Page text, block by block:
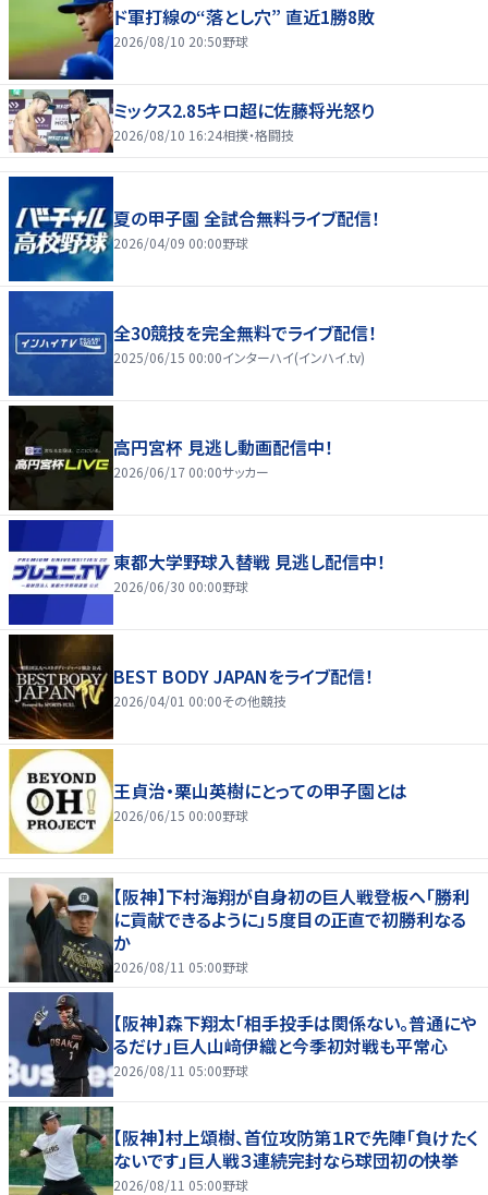
ド軍打線の“落とし穴” 直近1勝8敗
2026/08/10 20:50野球
ミックス2.85キロ超に佐藤将光怒り
2026/08/10 16:24相撲・格闘技
夏の甲子園 全試合無料ライブ配信！
2026/04/09 00:00野球
全30競技を完全無料でライブ配信！
2025/06/15 00:00インターハイ(インハイ.tv)
高円宮杯 見逃し動画配信中！
2026/06/17 00:00サッカー
東都大学野球入替戦 見逃し配信中！
2026/06/30 00:00野球
BEST BODY JAPANをライブ配信！
2026/04/01 00:00その他競技
王貞治・栗山英樹にとっての甲子園とは
2026/06/15 00:00野球
【阪神】下村海翔が自身初の巨人戦登板へ「勝利
に貢献できるように」５度目の正直で初勝利なる
か
2026/08/11 05:00野球
【阪神】森下翔太「相手投手は関係ない。普通にや
るだけ」巨人山﨑伊織と今季初対戦も平常心
2026/08/11 05:00野球
【阪神】村上頌樹、首位攻防第１Rで先陣「負けたく
ないです」巨人戦３連続完封なら球団初の快挙
2026/08/11 05:00野球